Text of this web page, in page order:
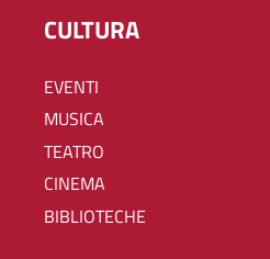
CULTURA
EVENTI
MUSICA
TEATRO
CINEMA
BIBLIOTECHE